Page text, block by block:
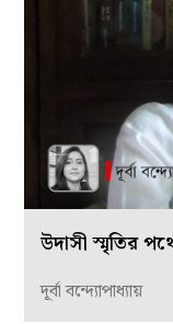
উদাসী স্মৃতির
দূর্বা বন্দ্যোপাধ্যায়